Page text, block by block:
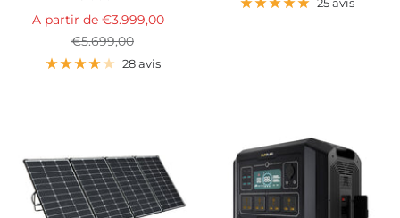
Prix
vente
A partir de €3.999,00
Prix
normal
€5.699,00
28 avis